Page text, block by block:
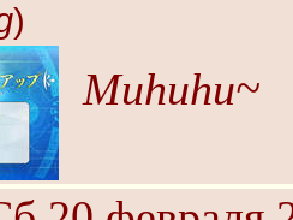
)
Muhuhu~